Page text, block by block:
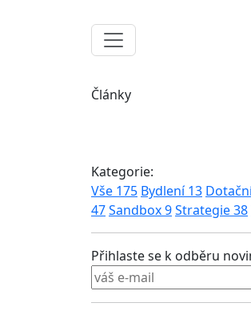
Články
Kategorie:
Vše 175 Bydlení13
47Sandbox9Strategie38
Přihlaste se k odběru